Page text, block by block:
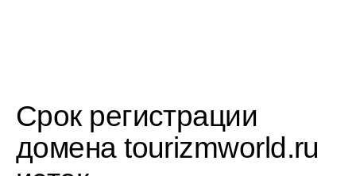
Срок регистрации
домена tourizmworld.ru